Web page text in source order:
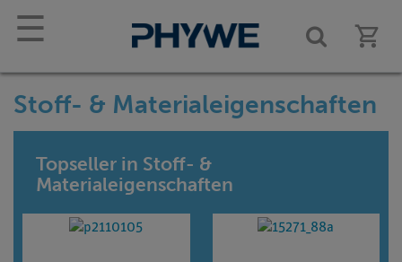
☰
Stoff- & Materialeigenschaften
Topseller in Stoff- &
Materialeigenschaften